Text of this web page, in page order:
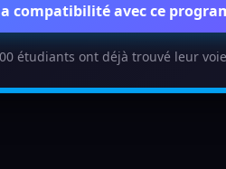
compatibilité avec ce
étudiants ont déjà trouvé leur voie